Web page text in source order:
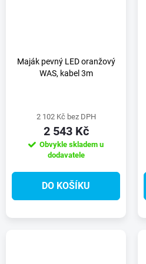
Maják pevný LED oranžový
WAS, kabel 3m
2 102 Kč bez DPH
2 543 Kč
Obvykle skladem u
dodavatele
DO KOŠÍKU